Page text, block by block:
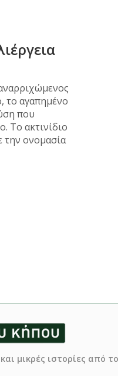
το αγαπημένο
που
Το ακτινίδιο
την ονομασία
μικρές ιστορίες